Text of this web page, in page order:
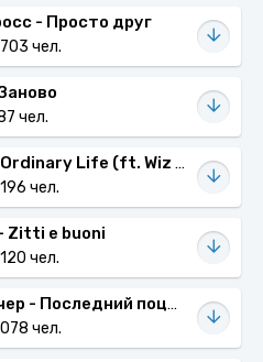
- Просто друг
чел.
чел.
Imanbek - Ordinary Life (ft. Wiz Khalifa, KDDK, KIDDO)
чел.
Zitti e buoni
чел.
Артем Качер - Последний поцелуй
чел.